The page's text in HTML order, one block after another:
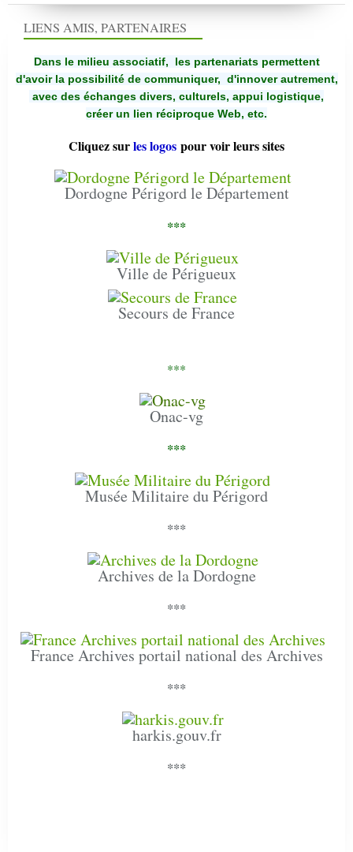
LIENS AMIS, PARTENAIRES
Dans le milieu associatif, les partenariats permettent
d'avoir la possibilité de communiquer, d'innover autrement,
avec des échanges divers, culturels, appui logistique,
créer un lien réciproque Web, etc.
Cliquez surles logos pour voir leurs sites
Dordogne Périgord le Département
***
Ville de Périgueux
Secours de France
***
Onac-vg
***
Musée Militaire du Périgord
***
Archives de la Dordogne
***
France Archives portail national des Archives
***
harkis.gouv.fr
***